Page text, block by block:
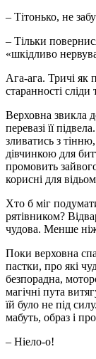
– Тітонько, не
– Тільки
«шкідливо
Ага-ага. Тричі як
старанності
Верховна звикла
перевазі її
зливатись з
дівчинкою для
промовить
корисні для
Хто б міг
рятівником?
чудова. Менше
Поки верховна
пастки, про які
безпорадна,
магічні пута
їй було не під
мабуть, образ і
– Ніело-о!